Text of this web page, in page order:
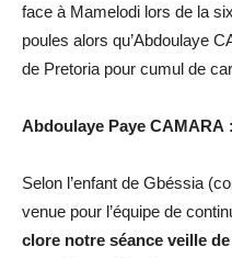
face à Mamelodi lors de la
poules alors qu’Abdoulaye
de Pretoria pour cumul de
Abdoulaye Paye CAMARA
Selon l’enfant de Gbéssia
venue pour l’équipe de
clore notre séance veille